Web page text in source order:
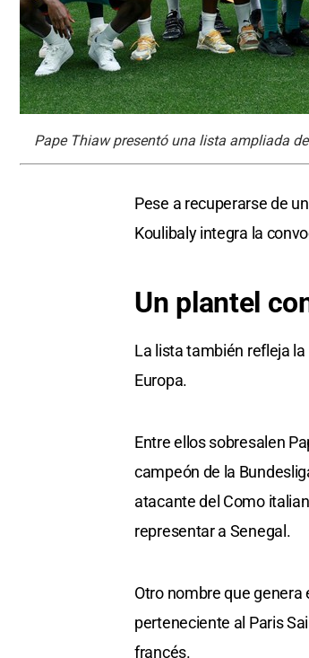
Pape Thiaw presentó una lista ampliada
Pese a recuperarse de
Koulibaly integra la
Un plantel
La lista también refleja
Europa.
Entre ellos sobresalen
campeón de la
atacante del Como
representar a Senegal.
Otro nombre que
perteneciente al Paris
francés.